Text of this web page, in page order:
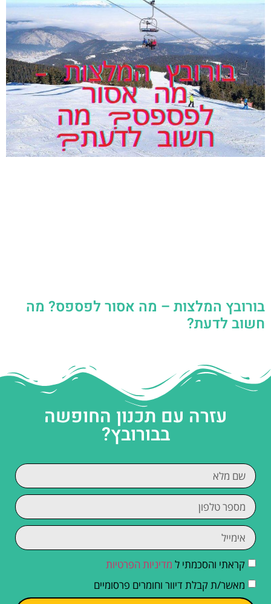
בורובץ המלצות – מה אסור לפספס? מה
חשוב לדעת?
עזרה עם תכנון החופשה
בבורובץ?
קראתי והסכמתי ל מדיניות הפרטיות
מאשר/ת קבלת דיוור וחומרים פרסומיים